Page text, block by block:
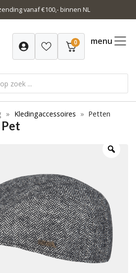
vanaf €100,- binnen NL
0 menu
» Kledingaccessoires » Petten